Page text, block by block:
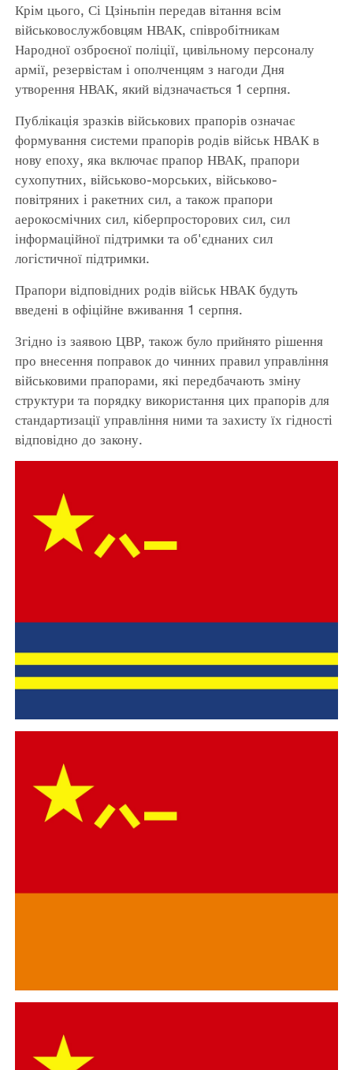
Крім цього, Сі Цзіньпін передав вітання всім
військовослужбовцям НВАК, співробітникам
Народної озброєної поліції, цивільному персоналу
армії, резервістам і ополченцям з нагоди Дня
утворення НВАК, який відзначається 1 серпня.
Публікація зразків військових прапорів означає
формування системи прапорів родів військ НВАК в
нову епоху, яка включає прапор НВАК, прапори
сухопутних, військово-морських, військово-
повітряних і ракетних сил, а також прапори
аерокосмічних сил, кіберпросторових сил, сил
інформаційної підтримки та об'єднаних сил
логістичної підтримки.
Прапори відповідних родів військ НВАК будуть
введені в офіційне вживання 1 серпня.
Згідно із заявою ЦВР, також було прийнято рішення
про внесення поправок до чинних правил управління
військовими прапорами, які передбачають зміну
структури та порядку використання цих прапорів для
стандартизації управління ними та захисту їх гідності
відповідно до закону.